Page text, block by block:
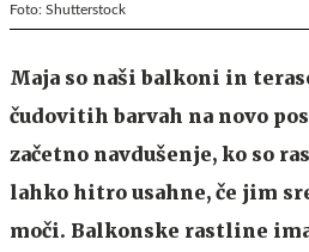
Foto: Shutterstock
Maja so naši balkoni in
čudovitih barvah na novo
začetno navdušenje, ko so
lahko hitro usahne, če jim
moči. Balkonske rastline